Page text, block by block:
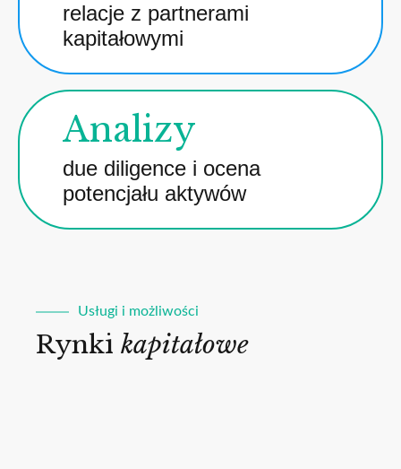
relacje z partnerami
kapitałowymi
Analizy
due diligence i ocena
potencjału aktywów
Usługi i możliwości
Rynki kapitałowe